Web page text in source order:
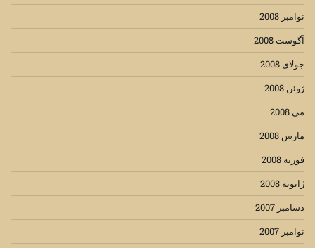
نوامبر 2008
آگوست 2008
جولای 2008
ژوئن 2008
می 2008
مارس 2008
فوریه 2008
ژانویه 2008
دسامبر 2007
نوامبر 2007